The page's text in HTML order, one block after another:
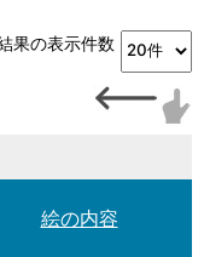
果の表示件数
絵の内容